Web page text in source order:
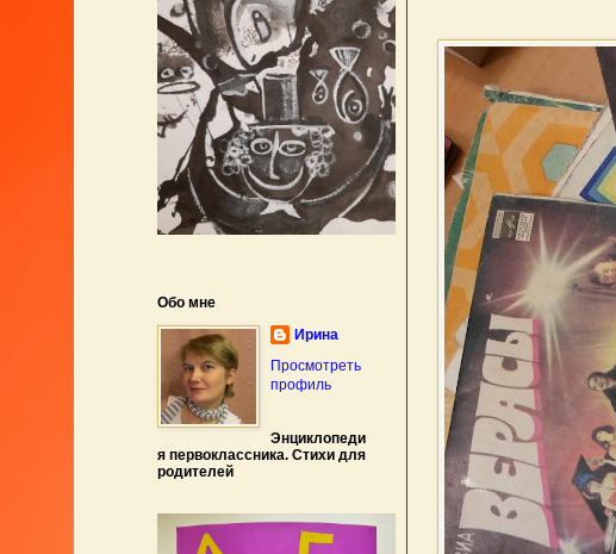
Обо мне
Ирина
Просмотреть
профиль
Энциклопеди
я первоклассника. Стихи для
родителей